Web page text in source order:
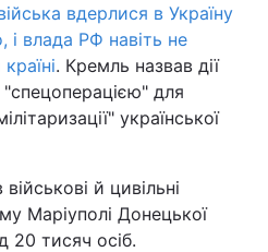
вдерлися в Україну
і влада РФ навіть не
. Кремль назвав дії
"спецоперацією" для
української
й цивільні
Маріуполі Донецької
20 тисяч осіб.